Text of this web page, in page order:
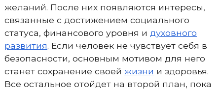
желаний. После них появляются интересы,
связанные с достижением социального
статуса, финансового уровня и духовного
развития. Если человек не чувствует себя в
безопасности, основным мотивом для него
станет сохранение своей жизни и здоровья.
Все остальное отойдет на второй план, пока